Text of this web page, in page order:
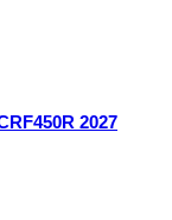
2027